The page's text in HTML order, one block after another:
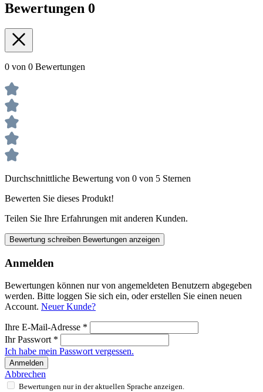
Bewertungen 0
0 von 0 Bewertungen
Durchschnittliche Bewertung von 0 von 5 Sternen
Bewerten Sie dieses Produkt!
Teilen Sie Ihre Erfahrungen mit anderen Kunden.
Bewertung schreiben Bewertungen anzeigen
Anmelden
Bewertungen können nur von angemeldeten Benutzern abgegeben
werden. Bitte loggen Sie sich ein, oder erstellen Sie einen neuen
Account. Neuer Kunde?
Ihre E-Mail-Adresse *
Ihr Passwort *
Ich habe mein Passwort vergessen.
Anmelden
Abbrechen
Bewertungen nur in der aktuellen Sprache anzeigen.